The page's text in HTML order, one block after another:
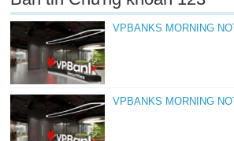
VPBANKS MORNING
VPBANKS MORNING